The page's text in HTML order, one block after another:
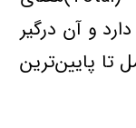
و آن درگير
تا پايين‌ترين